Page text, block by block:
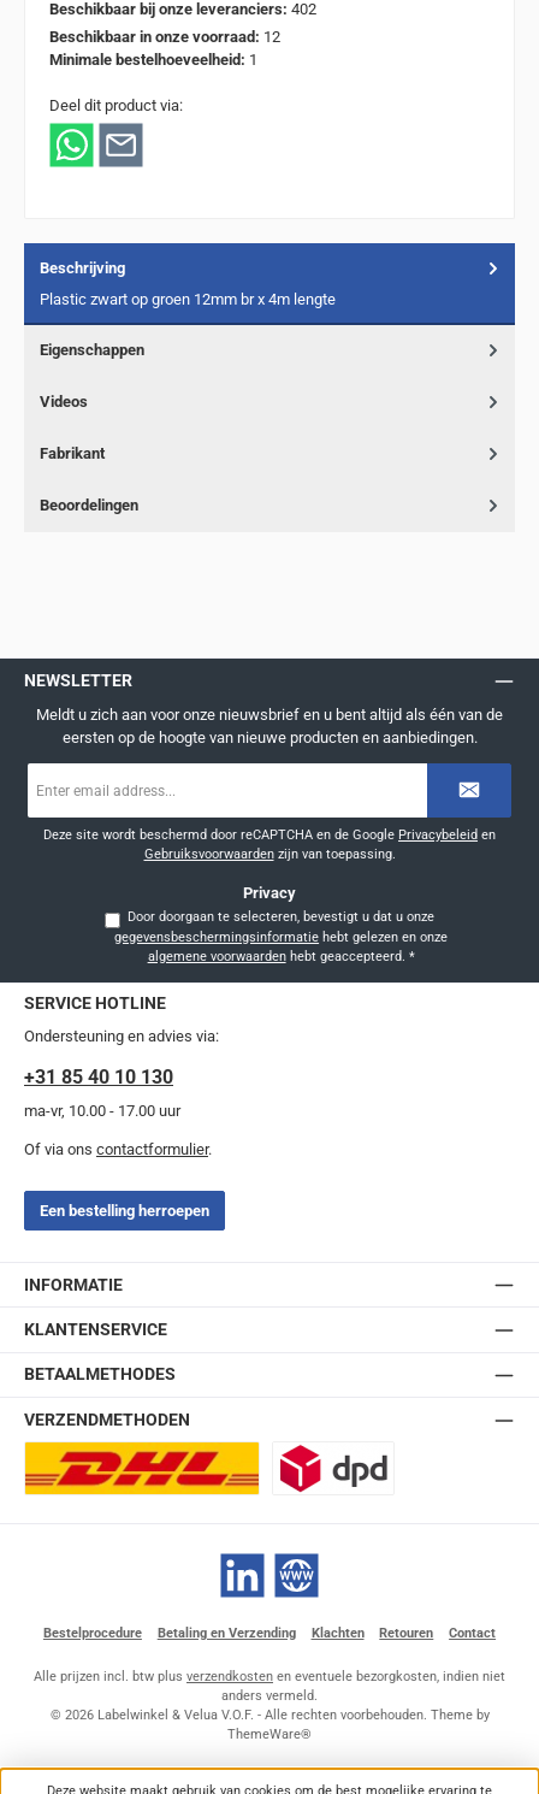
Beschikbaar bij onze leveranciers: 402
Beschikbaar in onze voorraad: 12
Minimale bestelhoeveelheid: 1
Deel dit product via:
Beschrijving
Plastic zwart op groen 12mm br x 4m lengte
Eigenschappen
Videos
Fabrikant
Beoordelingen
NEWSLETTER
Meldt u zich aan voor onze nieuwsbrief en u bent altijd als één van de
eersten op de hoogte van nieuwe producten en aanbiedingen.
mailadres
Deze site wordt beschermd door reCAPTCHA en de Google Privacybeleid en
Gebruiksvoorwaardenzijn van toepassing.
Privacy
Door doorgaan te selecteren, bevestigt u dat u onze
gegevensbeschermingsinformatie
algemene voorwaardenhebt geaccepteerd. *
SERVICE HOTLINE
Ondersteuning en advies via:
+31 85 40 10 130
ma-vr, 10.00 - 17.00 uur
Of via ons contactformulier.
Een bestelling herroepen
INFORMATIE
KLANTENSERVICE
BETAALMETHODES
VERZENDMETHODEN
LinkedIn Website
Bestelprocedure Betaling en Verzending Klachten Retouren Contact
Alle prijzen incl. btw plus verzendkosten en eventuele bezorgkosten, indien niet
anders vermeld.
© 2026 Labelwinkel & Velua V.O.F. - Alle rechten voorbehouden. Theme by
ThemeWare®
Deze website maakt gebruik van cookies om de best mogelijke ervaring te